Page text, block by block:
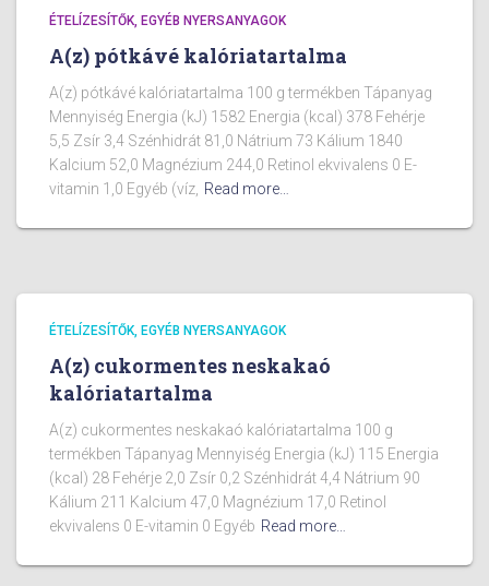
ÉTELÍZESÍTŐK, EGYÉB NYERSANYAGOK
A(z) pótkávé kalóriatartalma
A(z) pótkávé kalóriatartalma 100 g termékben Tápanyag
Mennyiség Energia (kJ) 1582 Energia (kcal) 378 Fehérje
5,5 Zsír 3,4 Szénhidrát 81,0 Nátrium 73 Kálium 1840
Kalcium 52,0 Magnézium 244,0 Retinol ekvivalens 0 E-
vitamin 1,0 Egyéb (víz, Read more…
ÉTELÍZESÍTŐK, EGYÉB NYERSANYAGOK
A(z) cukormentes neskakaó
kalóriatartalma
A(z) cukormentes neskakaó kalóriatartalma 100 g
termékben Tápanyag Mennyiség Energia (kJ) 115 Energia
(kcal) 28 Fehérje 2,0 Zsír 0,2 Szénhidrát 4,4 Nátrium 90
Kálium 211 Kalcium 47,0 Magnézium 17,0 Retinol
ekvivalens 0 E-vitamin 0 Egyéb Read more…